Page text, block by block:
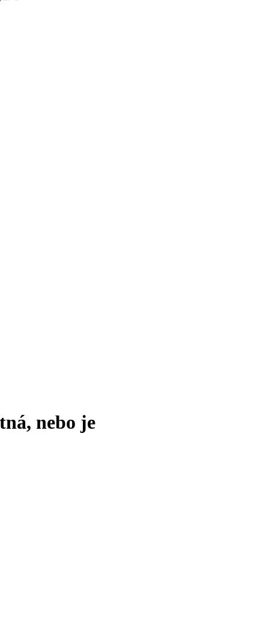
nebo je